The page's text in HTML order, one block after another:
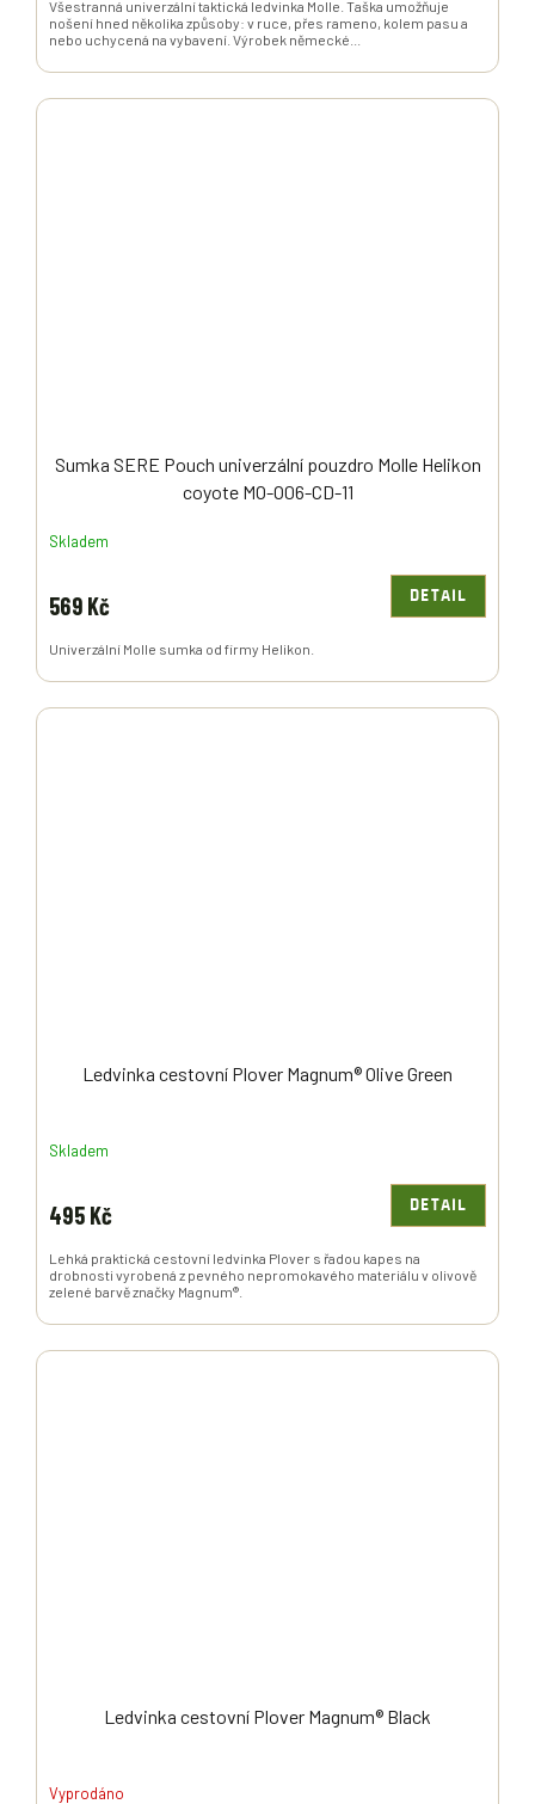
Všestranná univerzální taktická ledvinka Molle. Taška umožňuje
nošení hned několika způsoby: v ruce, přes rameno, kolem pasu a
nebo uchycená na vybavení. Výrobek německé...
Sumka SERE Pouch univerzální pouzdro Molle Helikon
coyote MO-O06-CD-11
Skladem
569 Kč DETAIL
Univerzální Molle sumka od firmy Helikon.
Ledvinka cestovní Plover Magnum® Olive Green
Skladem
495 Kč DETAIL
Lehká praktická cestovní ledvinka Plover s řadou kapes na
drobnosti vyrobená z pevného nepromokavého materiálu v olivově
zelené barvě značky Magnum®.
Ledvinka cestovní Plover Magnum® Black
Vyprodáno